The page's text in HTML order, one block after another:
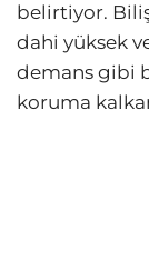
belirtiyor.
dahi yüksek
demans gibi
koruma